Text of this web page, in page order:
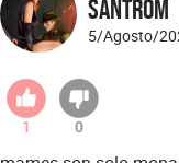
santrom
5/Agosto/
1 0